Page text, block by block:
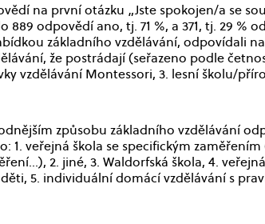
na první otázku „Jste spokojen/a se
889 odpovědí ano, tj. 71 %, a 371, tj. 29 %
základního vzdělávání, odpovídali
že postrádají (seřazeno podle
vzdělávání Montessori, 3. lesní školu/
způsobu základního vzdělávání
1. veřejná škola se specifickým
2. jiné, 3. Waldorfská škola, 4.
5. individuální domácí vzdělávání s